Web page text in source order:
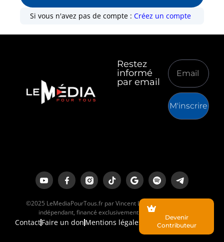
Si vous n'avez pas de compte :Créez un compte
Restez
informé
par email
M'inscrire
©2025 LeMediaPourTous.fr par Vincent Lapierre est un média
indépendant, financé exclusivement par ses lecteurs.
ContactFaire un don Mentions légales
Devenir
Contributeur